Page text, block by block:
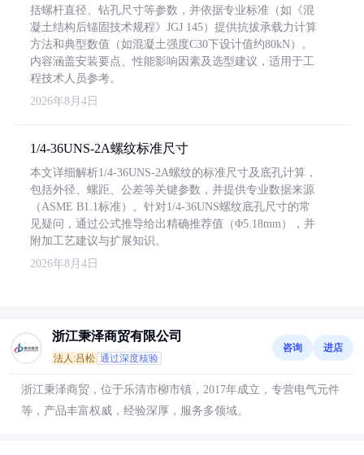
括螺杆直径、钻孔尺寸等参数，并依据专业标准（如《混
凝土结构后锚固技术规程》JGJ 145）提供抗拔承载力计算
方法和典型数值（如混凝土强度C30下设计值约80kN）。
内容涵盖安装要点、性能影响因素及选型建议，适用于工
程技术人员参考。
2026年8月4日
1/4-36UNS-2A螺纹标准尺寸
本文详细解析1/4-36UNS-2A螺纹的标准尺寸及底孔计算，
包括外径、螺距、公差等关键参数，并提供专业数据来源
（ASME B1.1标准）。针对1/4-36UNS螺纹底孔尺寸的常
见疑问，通过公式推导给出精确推荐值（Φ5.18mm），并
附加工艺建议与扩展知识。
2026年8月4日
浙江秉泽商贸有限公司
法人:吕松 通过深度核验
咨询 进店
浙江秉泽商贸，位于乐清市柳市镇，2017年成立，专营电气元件
等，产品丰富权威，经验深厚，服务多领域。